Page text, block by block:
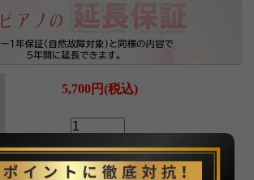
5,700円(税込)